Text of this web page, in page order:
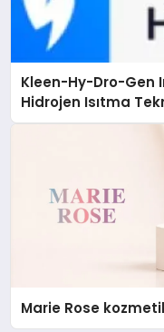
Kleen-Hy-Dro-Gen
Hidrojen Isıtma
Düzenleyici
Marie Rose